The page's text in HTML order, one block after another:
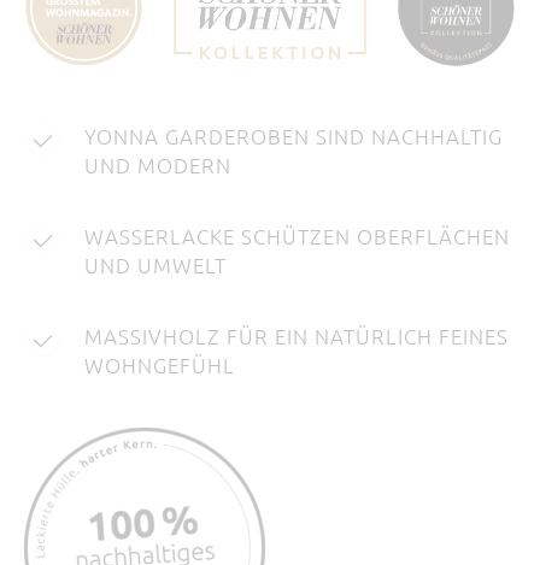
YONNA GARDEROBEN SIND NACHHALTIG
UND MODERN
WASSERLACKE SCHÜTZEN OBERFLÄCHEN
UND UMWELT
MASSIVHOLZ FÜR EIN NATÜRLICH FEINES
WOHNGEFÜHL